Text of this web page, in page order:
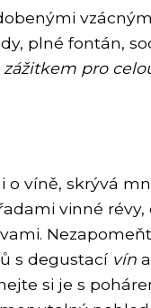
plné fontán,
pro
víně, skrývá
vinné
s degustací vín
si je s